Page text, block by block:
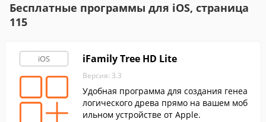
Бесплатные программы для iOS, страница
115
iOS iFamily Tree HD Lite
Версия: 3.3
Удобная программа для создания генеа
логического древа прямо на вашем моб
ильном устройстве от Apple.